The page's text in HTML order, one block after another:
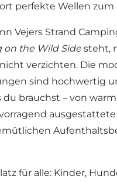
perfekte Wellen zum
Vejers Strand
on the Wild Side steht,
verzichten. Die
sind hochwertig
du brauchst – von
für alle: Kinder,